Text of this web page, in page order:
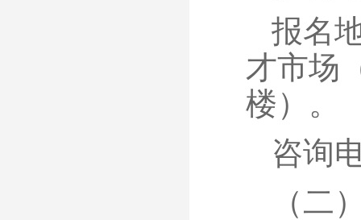
报名
才市场
楼）。
咨询
（二